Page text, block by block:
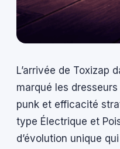
L’arrivée de Toxizap
marqué les
punk et efficacité
type Électrique et
d’évolution unique